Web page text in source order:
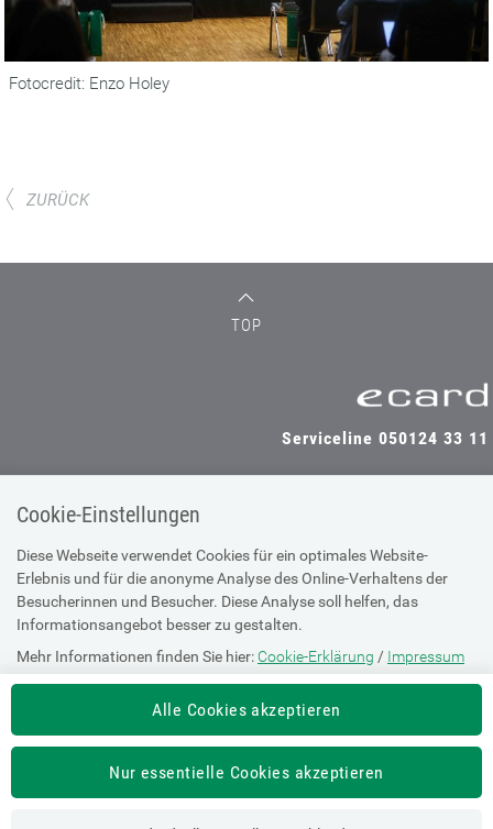
Cookie-Einstellungen
Diese Webseite verwendet Cookies für ein optimales Website-
Erlebnis und für die anonyme Analyse des Online-Verhaltens der
Besucherinnen und Besucher. Diese Analyse soll helfen, das
Informationsangebot besser zu gestalten.
Mehr Informationen finden Sie hier: Cookie-Erklärung / Impressum
Alle Cookies akzeptieren
Nur essentielle Cookies akzeptieren
Fotocredit: Enzo Holey
ZURÜCK
TOP
Serviceline 050124 33 11
Impressum
Site Map